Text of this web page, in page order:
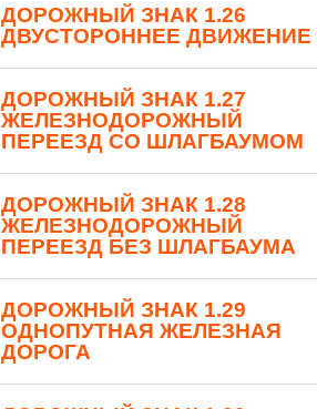
ДОРОЖНЫЙ ЗНАК 1.26
ДВУСТОРОННЕЕ ДВИЖЕНИЕ
ДОРОЖНЫЙ ЗНАК 1.27
ЖЕЛЕЗНОДОРОЖНЫЙ
ПЕРЕЕЗД СО ШЛАГБАУМОМ
ДОРОЖНЫЙ ЗНАК 1.28
ЖЕЛЕЗНОДОРОЖНЫЙ
ПЕРЕЕЗД БЕЗ ШЛАГБАУМА
ДОРОЖНЫЙ ЗНАК 1.29
ОДНОПУТНАЯ ЖЕЛЕЗНАЯ
ДОРОГА